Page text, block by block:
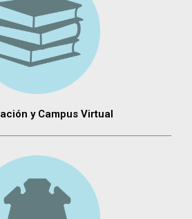
y Campus Virtual